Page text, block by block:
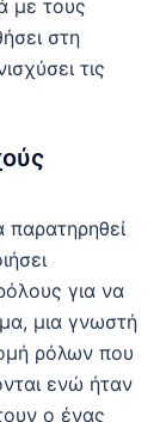
με τους
στη
τις
παρατηρηθεί
για να
μια γνωστή
ρόλων που
ενώ ήταν
ο ένας